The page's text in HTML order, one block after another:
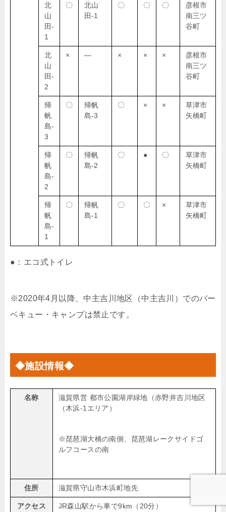
北
山
田-
1
〇
北山
田-1
〇 〇 〇
彦根市
南三ツ
谷町
北
山
田-
2
× ― × × ×
彦根市
南三ツ
谷町
帰
帆
島-
3
〇
帰帆
島-3
〇 × ×
草津市
矢橋町
帰
帆
島-
2
〇
帰帆
島-2
〇 ● 〇
草津市
矢橋町
帰
帆
島-
1
〇
帰帆
島-1
〇 〇 ×
草津市
矢橋町
●：エコ式トイレ
※2020年4月以降、中主吉川地区（中主吉川）でのバー
ベキュー・キャンプは禁止です。
◆施設情報◆
名称
滋賀県営 都市公園湖岸緑地（赤野井吉川地区
（木浜-1エリア）
※琵琶湖大橋の南側、琵琶湖レークサイドゴ
ルフコースの南
住所 滋賀県守山市木浜町地先
アクセス JR森山駅から車で9km（20分）